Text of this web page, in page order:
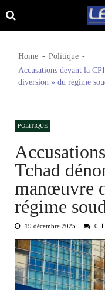
Skip
to
Skip
to
Home
Politique
Accusations devant la
diversion » du régime
POLITIQUE
Tchad
manœuvre
régime
19 décembre 2025 0